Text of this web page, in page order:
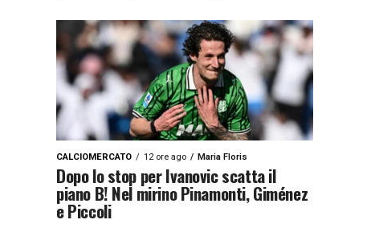
CALCIOMERCATO 12 ore ago Maria Floris
Dopo lo stop per Ivanovic scatta il
piano B! Nel mirino Pinamonti, Giménez
e Piccoli